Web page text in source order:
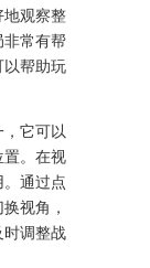
地观察整
非常有帮
以帮助玩
它可以
置。在视
通过点
视角，
时调整战